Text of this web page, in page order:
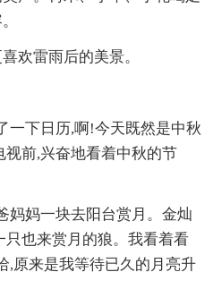
欢雷雨后的美景。
一下日历,啊!今天既然是中秋
前,兴奋地看着中秋的节
妈妈一块去阳台赏月。金灿
也来赏月的狼。我看着看
,原来是我等待已久的月亮升